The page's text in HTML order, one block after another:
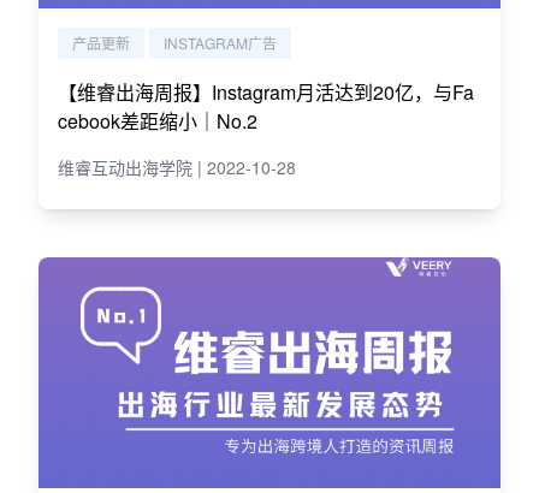
产品更新 INSTAGRAM广告
【维睿出海周报】Instagram月活达到20亿，与Fa
cebook差距缩小｜No.2
维睿互动出海学院 | 2022-10-28